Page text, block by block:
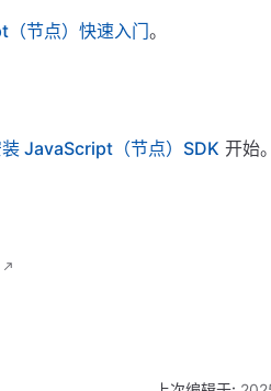
节点）快速入门。
JavaScript（节点）SDK 开始。